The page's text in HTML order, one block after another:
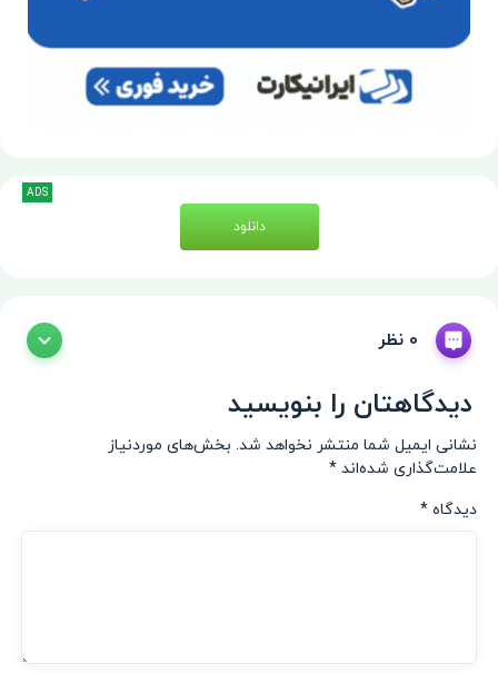
دانلود
ADS
0 نظر
دیدگاهتان را بنویسید
نشانی ایمیل شما منتشر نخواهد شد. بخش‌های موردنیاز
علامت‌گذاری شده‌اند *
دیدگاه *